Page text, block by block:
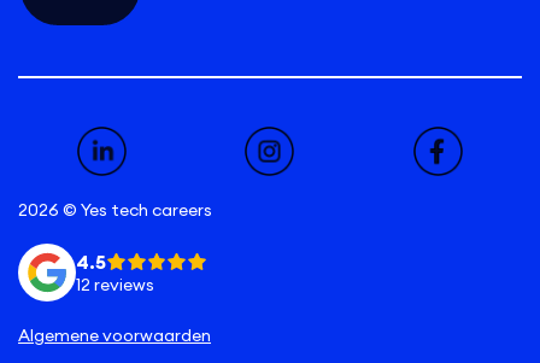
2026 © Yes tech careers
4.5
12 reviews
Algemene voorwaarden